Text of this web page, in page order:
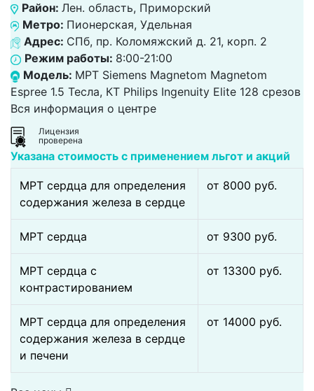
Район: Лен. область, Приморский
Метро: Пионерская, Удельная
Адрес: СПб, пр. Коломяжский д. 21, корп. 2
Режим работы: 8:00-21:00
Модель: МРТ Siemens Magnetom Magnetom
Espree 1.5 Тесла, КТ Philips Ingenuity Elite 128 срезов
Вся информация о центре
Лицензия
проверена
Указана стоимость с применением льгот и акций
МРТ сердца для определения
содержания железа в сердце
от 8000 pуб.
МРТ сердца от 9300 pуб.
МРТ сердца с
контрастированием
от 13300 pуб.
МРТ сердца для определения
содержания железа в сердце
и печени
от 14000 pуб.